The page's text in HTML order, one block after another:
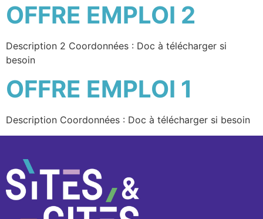
OFFRE EMPLOI 2
Description 2 Coordonnées : Doc à télécharger si
besoin
OFFRE EMPLOI 1
Description Coordonnées : Doc à télécharger si besoin